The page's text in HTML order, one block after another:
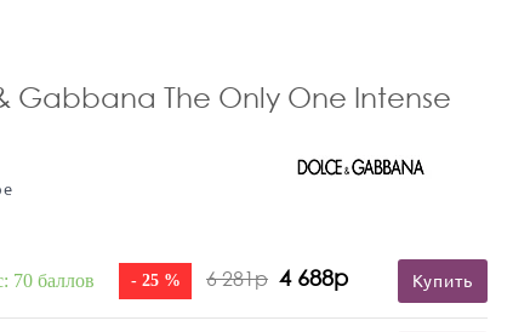
The Only One Intense
70 баллов - 25 % 6 281р 4 688р Купить